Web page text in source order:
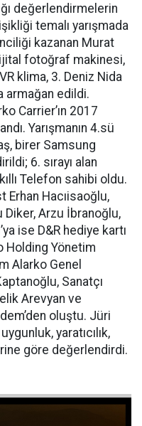
değerlendirmelerin
temalı yarışmada
kazanan Murat
fotoğraf makinesi,
klima, 3. Deniz Nida
armağan edildi.
Carrier’ın 2017
Yarışmanın 4.sü
birer Samsung
6. sırayı alan
Telefon sahibi oldu.
Erhan Hacıisaoğlu,
Diker, Arzu İbranoğlu,
ise D&R hediye kartı
Holding Yönetim
Alarko Genel
Sanatçı
Arevyan ve
oluştu. Jüri
yaratıcılık,
göre değerlendirdi.